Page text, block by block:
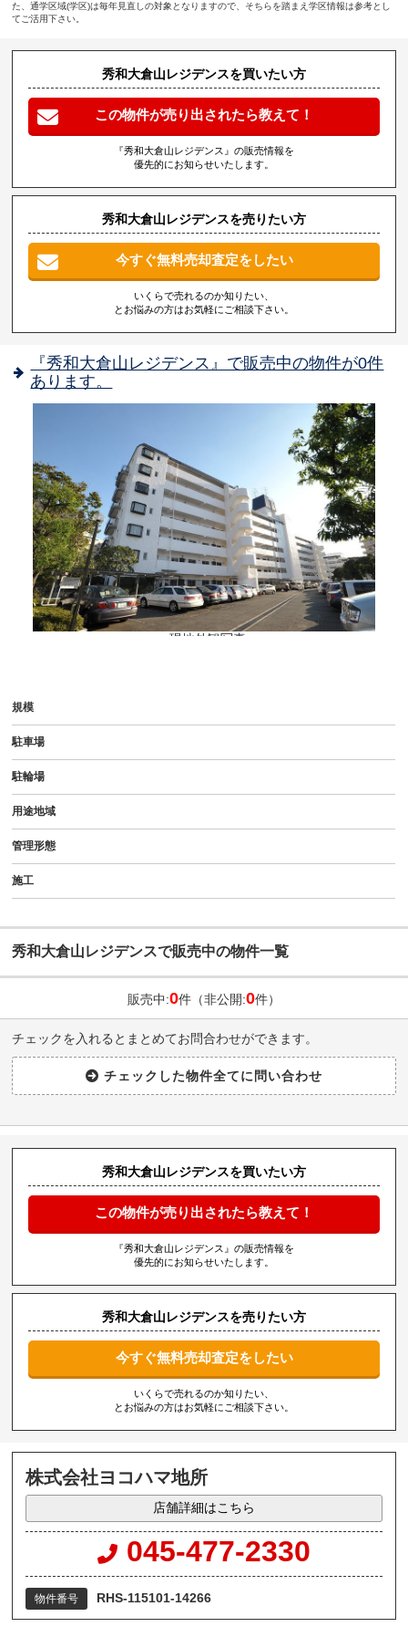
た、通学区域(学区)は毎年見直しの対象となりますので、そちらを踏まえ学区情報は参考とし
てご活用下さい。
秀和大倉山レジデンスを買いたい方
この物件が売り出されたら教えて！
『秀和大倉山レジデンス』の販売情報を
優先的にお知らせいたします。
秀和大倉山レジデンスを売りたい方
今すぐ無料売却査定をしたい
いくらで売れるのか知りたい、
とお悩みの方はお気軽にご相談下さい。
『秀和大倉山レジデンス』で販売中の物件が0件
あります。
- 現地外観写真
規模
駐車場
駐輪場
用途地域
管理形態
施工
秀和大倉山レジデンスで販売中の物件一覧
販売中:0件（非公開:0件）
チェックを入れるとまとめてお問合わせができます。
秀和大倉山レジデンスを買いたい方
この物件が売り出されたら教えて！
『秀和大倉山レジデンス』の販売情報を
優先的にお知らせいたします。
秀和大倉山レジデンスを売りたい方
今すぐ無料売却査定をしたい
いくらで売れるのか知りたい、
とお悩みの方はお気軽にご相談下さい。
株式会社ヨコハマ地所
店舗詳細はこちら
045-477-2330
物件番号 RHS-115101-14266